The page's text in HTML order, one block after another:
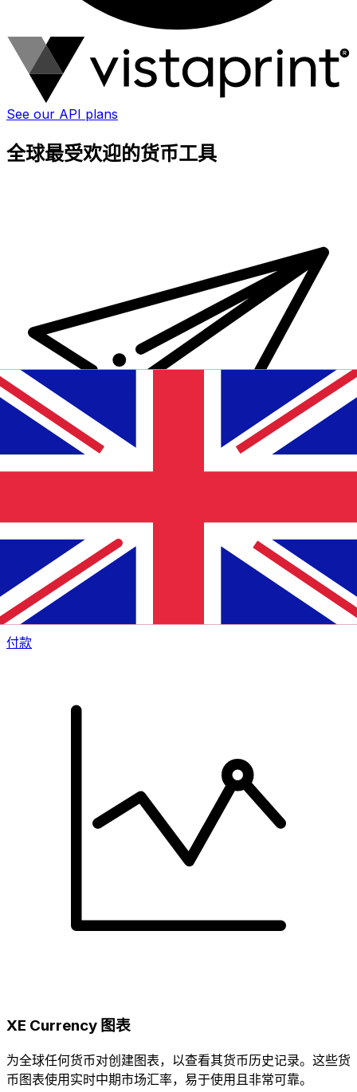
See our API plans
全球最受欢迎的货币工具
XE 国际汇款
快捷安全地在线汇款。实时跟踪和通知外加灵活的交付和付款
选项。
付款
XE Currency 图表
为全球任何货币对创建图表，以查看其货币历史记录。这些货
币图表使用实时中期市场汇率，易于使用且非常可靠。